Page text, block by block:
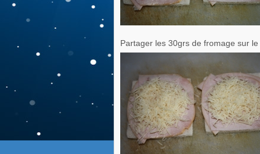
Partager les 30grs de fromage sur